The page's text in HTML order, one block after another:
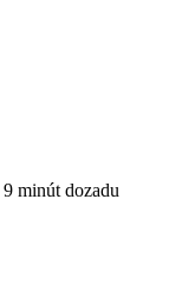
9 minút dozadu